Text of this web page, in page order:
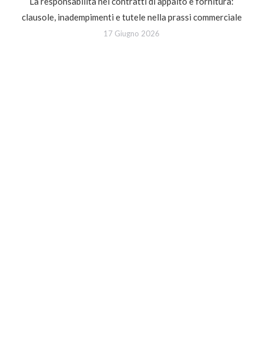
clausole, inadempimenti e tutele nella prassi commerciale
17 Giugno 2026